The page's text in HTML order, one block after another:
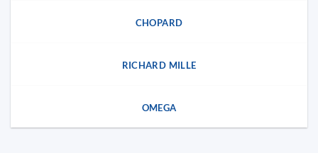
CHOPARD
RICHARD MILLE
OMEGA